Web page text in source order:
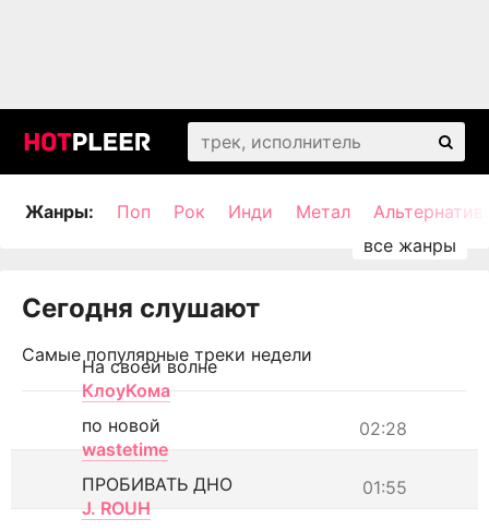
Жанры: Поп Рок Инди Метал
Сегодня слушают
Самые популярные треки недели
На своей волне
КлоуКома
02:28
по новой
wastetime
01:55
ПРОБИВАТЬ ДНО
J. ROUH